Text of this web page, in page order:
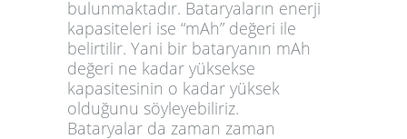
bulunmaktadır. Bataryaların enerji
kapasiteleri ise “mAh” değeri ile
belirtilir. Yani bir bataryanın mAh
değeri ne kadar yüksekse
kapasitesinin o kadar yüksek
olduğunu söyleyebiliriz.
Bataryalar da zaman zaman